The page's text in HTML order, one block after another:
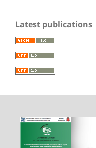
Latest publications